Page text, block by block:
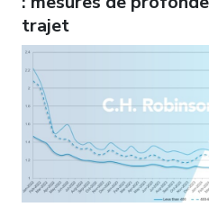
trajet